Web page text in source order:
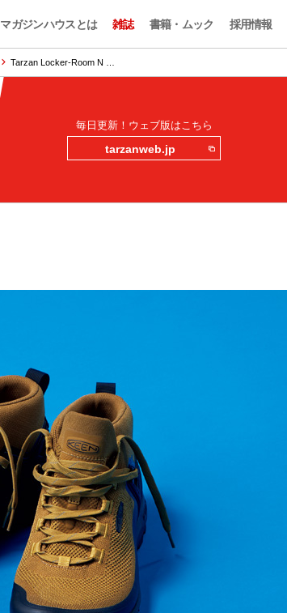
マガジンハウスとは 雑誌 書籍・ムック 採用情報
Tarzan Locker-Room N …
毎日更新！ウェブ版はこちら
tarzanweb.jp